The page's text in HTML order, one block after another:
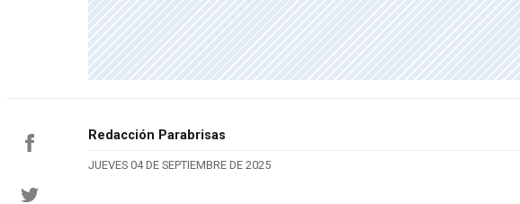
Redacción Parabrisas
JUEVES 04 DE SEPTIEMBRE DE 2025